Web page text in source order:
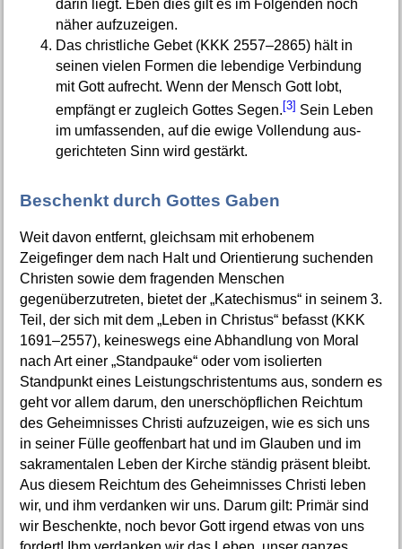
darin liegt. Eben dies gilt es im Folgenden noch
näher aufzuzeigen.
Das christliche Gebet (KKK 2557–2865) hält in
seinen vielen Formen die lebendige Verbindung
mit Gott aufrecht. Wenn der Mensch Gott lobt,
empfängt er zugleich Gottes Segen. [3] Sein Leben
im umfassenden, auf die ewige Vollendung aus-
gerichteten Sinn wird gestärkt.
Beschenkt durch Gottes Gaben
Weit davon entfernt, gleichsam mit erhobenem
Zeigefinger dem nach Halt und Orientierung suchenden
Christen sowie dem fragenden Menschen
gegenüberzutreten, bietet der „Katechismus“ in seinem 3.
Teil, der sich mit dem „Leben in Christus“ befasst (KKK
1691–2557), keineswegs eine Abhandlung von Moral
nach Art einer „Standpauke“ oder vom isolierten
Standpunkt eines Leistungschristentums aus, sondern es
geht vor allem darum, den unerschöpflichen Reichtum
des Geheimnisses Christi aufzuzeigen, wie es sich uns
in seiner Fülle geoffenbart hat und im Glauben und im
sakramentalen Leben der Kirche ständig präsent bleibt.
Aus diesem Reichtum des Geheimnisses Christi leben
wir, und ihm verdanken wir uns. Darum gilt: Primär sind
wir Beschenkte, noch bevor Gott irgend etwas von uns